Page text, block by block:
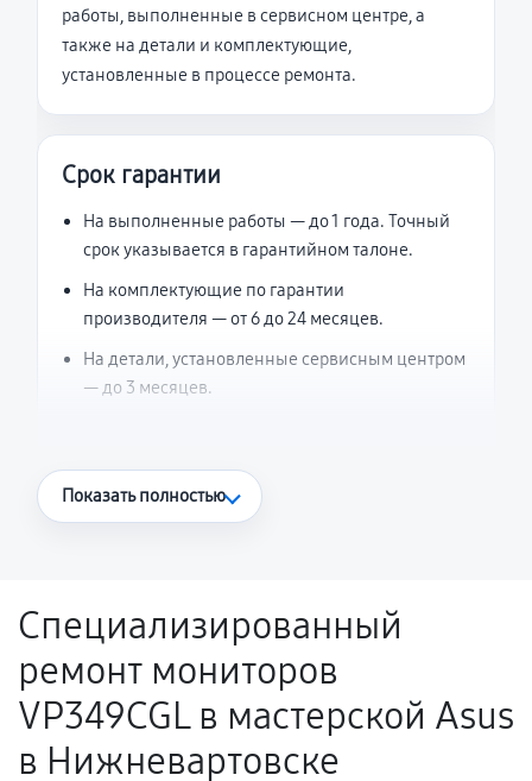
работы, выполненные в сервисном центре, а
также на детали и комплектующие,
установленные в процессе ремонта.
Срок гарантии
На выполненные работы — до 1 года. Точный
срок указывается в гарантийном талоне.
На комплектующие по гарантии
производителя — от 6 до 24 месяцев.
На детали, установленные сервисным центром
— до 3 месяцев.
Что считается гарантийным случаем
Поломка установленной детали при
нормальной эксплуатации в течение
гарантийного срока.
Несоответствие комплектующей заявленным
техническим характеристикам.
Показать полностью
Специализированный
ремонт мониторов
VP349CGL в мастерской Asus
в Нижневартовске